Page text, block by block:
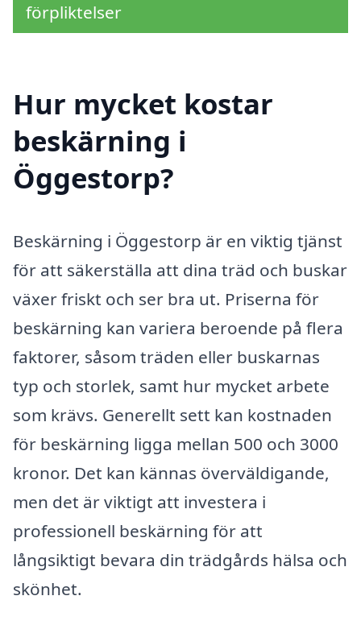
förpliktelser
Hur mycket kostar
beskärning i
Öggestorp?
Beskärning i Öggestorp är en viktig tjänst
för att säkerställa att dina träd och buskar
växer friskt och ser bra ut. Priserna för
beskärning kan variera beroende på flera
faktorer, såsom träden eller buskarnas
typ och storlek, samt hur mycket arbete
som krävs. Generellt sett kan kostnaden
för beskärning ligga mellan 500 och 3000
kronor. Det kan kännas överväldigande,
men det är viktigt att investera i
professionell beskärning för att
långsiktigt bevara din trädgårds hälsa och
skönhet.